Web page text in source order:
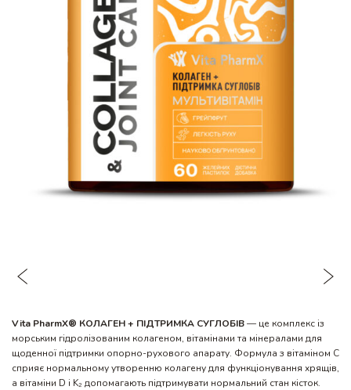
Vita PharmX® КОЛАГЕН + ПІДТРИМКА СУГЛОБІВ— це комплекс із
морським гідролізованим колагеном, вітамінами та мінералами для
щоденної підтримки опорно-рухового апарату. Формула з вітаміном C
сприяє нормальному утворенню колагену для функціонування хрящів,
а вітаміни D і K₂ допомагають підтримувати нормальний стан кісток.